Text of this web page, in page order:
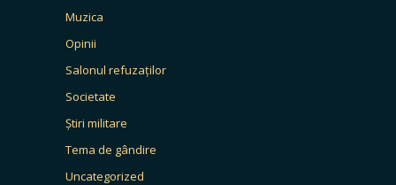
Muzica
Opinii
Salonul refuzaților
Societate
Știri militare
Tema de gândire
Uncategorized